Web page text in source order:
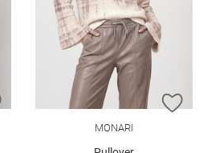
ZUR WUNSCHLISTE HINZUFÜGEN
MONARI